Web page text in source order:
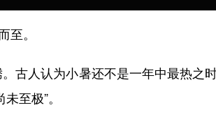
。
人认为小暑还不是一年中最热之时
至极”。